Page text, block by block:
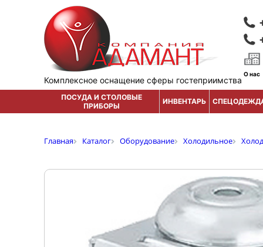
Комплексное оснащение сферы гостеприимства
О нас
ПОСУДА И СТОЛОВЫЕ
ПРИБОРЫ
ИНВЕНТАРЬ
Главная Каталог Оборудование Холодильное